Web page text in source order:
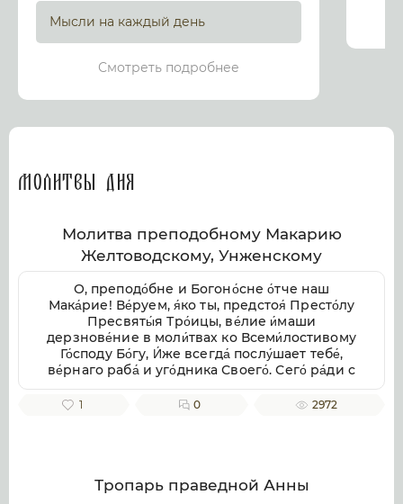
Мысли на каждый день
Смотреть подробнее
Молитвы дня
Молитва преподобному Макарию
Желтоводскому, Унженскому
О, преподо́бне и Богоно́сне о́тче наш
Мака́рие! Ве́руем, я́ко ты, предстоя́ Престо́лу
Пресвяты́я Тро́ицы, ве́лие и́маши
дерзнове́ние в моли́твах ко Всеми́лостивому
Го́споду Бо́гу, И́же всегда́ послу́шает тебе́,
ве́рнаго раба́ и уго́дника Своего́. Сего́ ра́ди с
умиле́нием смире́нно припа́даем к тебе́,
свя́тче Бо́жий, не премолчи́ о нас моли́тися ко
исправле́ние зло́му и окая́нному на́шему
1 0 2972
Тропарь праведной Анны